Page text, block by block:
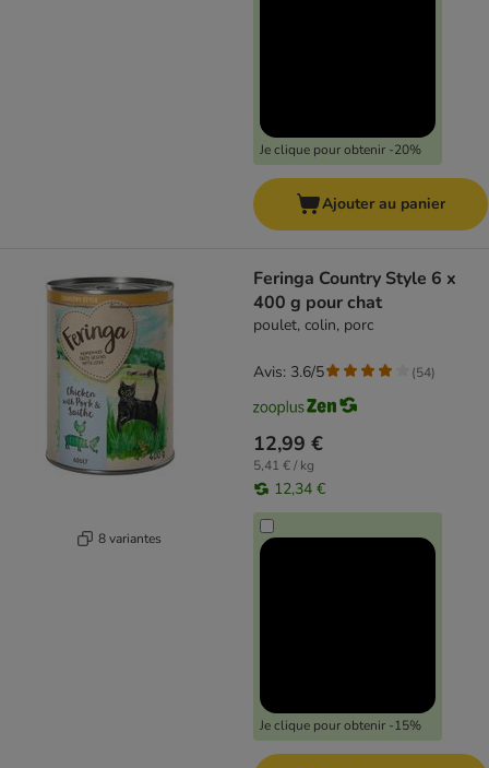
Je clique pour obtenir -20%
Ajouter au panier
8 variantes
Feringa Country Style 6 x
400 g pour chat
poulet, colin, porc
12,99 €
5,41 € / kg
12,34 €
Je clique pour obtenir -15%
Avis: 3.6/5 (54)